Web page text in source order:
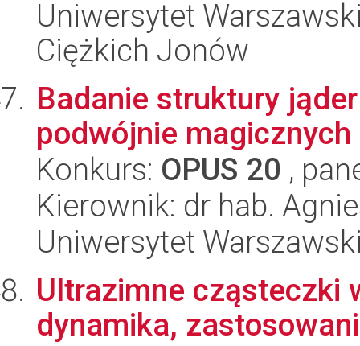
Uniwersytet
Ciężkich Jonów
Badanie struktury
podwójnie
Konkurs: OPUS 20 ,
Kierownik: dr hab.
Uniwersytet
Ultrazimne cząsteczki
dynamika,